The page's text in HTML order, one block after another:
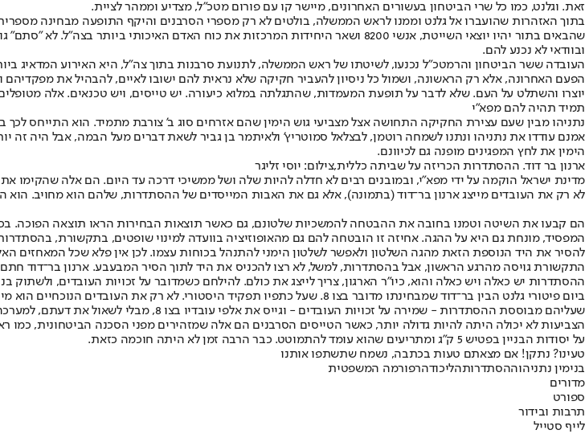
זאת. וגלנט, כמו כל שרי הביטחון בעשורים האחרונים, מיישר קו עם פורום מטכ"ל, מצדיע וממהר לציית.
בתוך האזהרות שהועברו אל גלנט וממנו לראש הממשלה, בולטים לא רק מספרי הסרבנים והיקף התופעה מבחינה
שהבאים בתור יהיו יוצאי השייטת, אנשי 8200 ושאר היחידות המרכזות את כוח האדם
ובוודאי לא נכנע להם.
העובדה ששר הביטחון והרמטכ"ל נכנעו, לשיטתו של ראש הממשלה, לתנועת סרבנות בתוך צה"ל, היא האירוע
הפעם האחרונה, אלא רק הראשונה, ושמול כל ניסיון להעביר חקיקה שלא נראית להם ישובו לאיים, להבהיל את
יוצרו והשתלט על העם. שלא לדבר על תופעת המעמדות, שהתגלתה במלוא כיעורה. יש טייסים, ויש טכנאים. אלה
תמיד תהיה להם מפא"י
נתניהו מבין שעם עצירת החקיקה התחושה אצל מצביעי גוש הימין שהם אזרחים סוג ב' צורבת מתמיד. הוא התייחס
אמנם עודדו את נתניהו ונתנו לשמחה רוטמן, לבצלאל סמוטריץ' ולאיתמר בן גביר לשאת דברים מעל הבמה, אבל היה
הימין את לחץ המפגינים מופנה גם לכיוונם.
ארנון בר דוד. ההסתדרות הכריזה על שביתה כללית,צילום: יוסי זליגר
מדינת ישראל הוקמה על ידי מפא"י, ובמובנים רבים לא חדלה להיות שלה ושל ממשיכי דרכה עד היום. הם אלה שהקימו
לא רק את העובדים מייצג ארנון בר־דוד (בתמונה), אלא גם את האבות המייסדים של ההסתדרות, שלהם הוא מחויב. הוא
הם קבעו את השיטה וטמנו בחובה את ההבטחה להמשכיות שלטונם, גם כאשר תוצאות הבחירות הראו תוצאה הפוכה.
המפסיד, מונחת גם היא על ההגה. אחיזה זו הובטחה להם גם מהאופוזיציה בוועדה למינוי שופטים, בתקשורת,
להסיר את היד הנוספת הזאת מהגה השלטון ולאפשר לשלטון הימני להתנהל בכוחות עצמו. לכן אין פלא שכל המאחזים
התקשורת גויסה מהרגע הראשון, אבל בהסתדרות, למשל, לא רצו להכניס את היד לתוך הסיר המבעבע. ארנון בר־דוד
ההסתדרות יש כאלה ויש כאלה והוא, כיו"ר הארגון, צריך לייצג את כולם. להילחם כשמדובר על זכויות העובדים, ולשתוק
ביום פיטורי גלנט הבין בר־דוד שמבחינתו מדובר בצו 8. שעל כתפיו תפקיד היסטורי.
שעליהם מבוססת ההסתדרות - שמירה על זכויות העובדים - וגייס את אלפי עובדיו בצו 8, מבלי לשאול את דעתם, למערכה על שמירת ערכי מפא"י.
הצביעות לא יכולה היתה להיות גדולה יותר, כאשר הטייסים הסרבנים הם אלה שמזהירים מפני הסכנה הביטחונית,
על יסודות הבניין בפטיש 5 ק"ג ומתריעים שהוא עומד להתמוטט. כבר הרבה זמן לא היתה חוכמה כזאת.
טעינו? נתקן! אם מצאתם טעות בכתבה, נשמח שתשתפו אותנו
בנימין נתניהוההסתדרותהליכודהרפורמה המשפטית
מדורים
ספורט
תרבות ובידור
לייף סטייל